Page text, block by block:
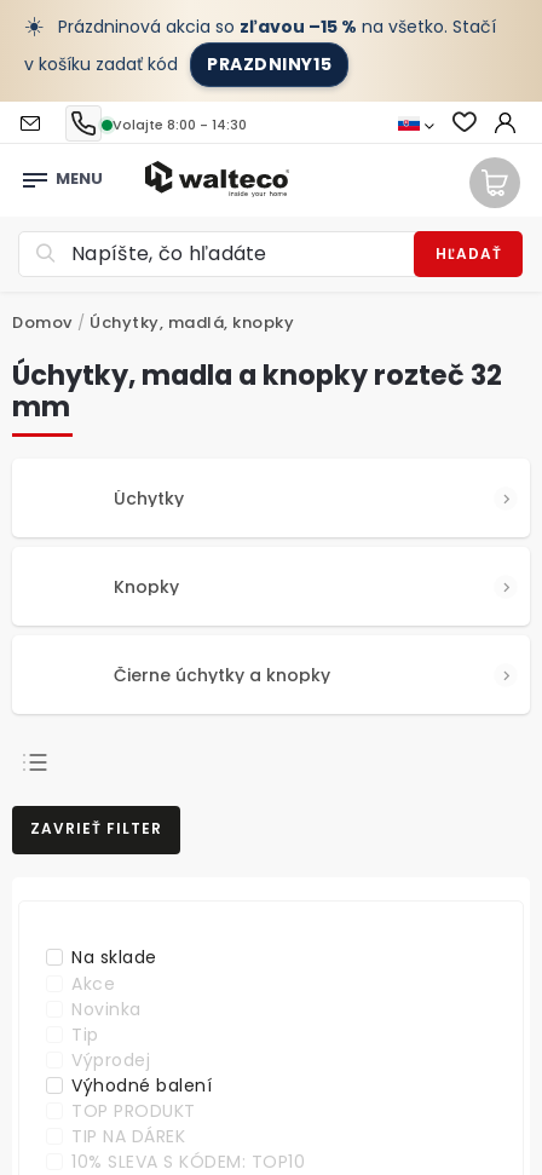
☀️ Prázdninová akcia so zľavou –15 % na všetko. Stačí
v košíku zadať kód
PRAZDNINY15
Volajte 8:00 - 14:30
HĽADAŤ
Domov / Úchytky, madlá, knopky
Úchytky, madla a knopky rozteč 32
mm
Úchytky
Knopky
Čierne úchytky a knopky
NAJPREDÁVANEJŠIE
NAJLACNEJŠIE
ZAVRIEŤ FILTER
Na sklade
Akce
Novinka
Tip
Výprodej
Výhodné balení
TOP PRODUKT
TIP NA DÁREK
10% SLEVA S KÓDEM: TOP10